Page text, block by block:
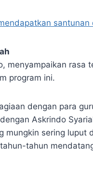
santunan
menyampaikan rasa
program ini.
dengan para
Askrindo
sering luput
tahun